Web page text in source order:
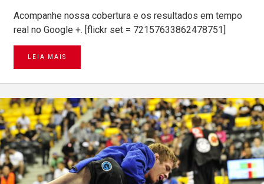
Acompanhe nossa cobertura e os resultados em tempo
real no Google +. [flickr set = 72157633862478751]
LEIA MAIS